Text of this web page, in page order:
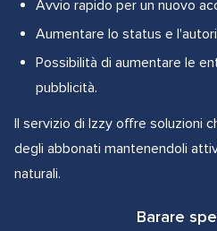
Avvio rapido per un nuovo
Aumentare lo status e
Possibilità di aumentare le
pubblicità.
Il servizio di Izzy offre soluzioni
degli abbonati mantenendoli
naturali.
Barare